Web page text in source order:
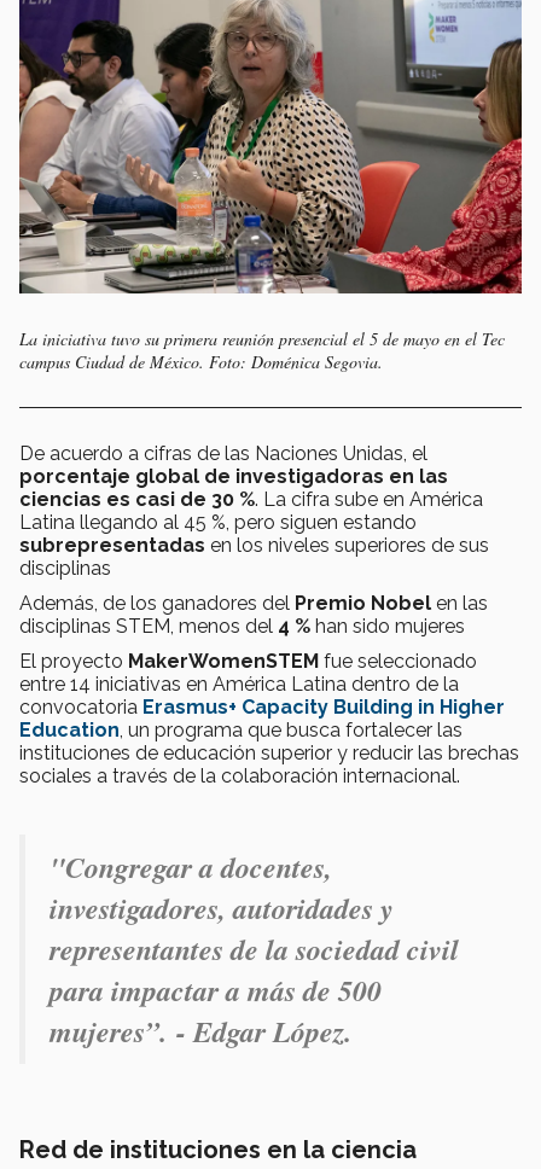
La iniciativa tuvo su primera reunión presencial el 5 de mayo en el Tec
campus Ciudad de México. Foto: Doménica Segovia.
De acuerdo a cifras de las Naciones Unidas, el
porcentaje global de investigadoras en las
ciencias es casi de 30 %. La cifra sube en América
Latina llegando al 45 %, pero siguen estando
subrepresentadas en los niveles superiores de sus
disciplinas
Además, de los ganadores del Premio Nobel en las
disciplinas STEM, menos del 4 % han sido mujeres
El proyecto MakerWomenSTEM fue seleccionado
entre 14 iniciativas en América Latina dentro de la
convocatoria Erasmus+ Capacity Building in Higher
Education, un programa que busca fortalecer las
instituciones de educación superior y reducir las brechas
sociales a través de la colaboración internacional.
"Congregar a docentes,
investigadores, autoridades y
representantes de la sociedad civil
para impactar a más de 500
mujeres”. - Edgar López.
Red de instituciones en la ciencia